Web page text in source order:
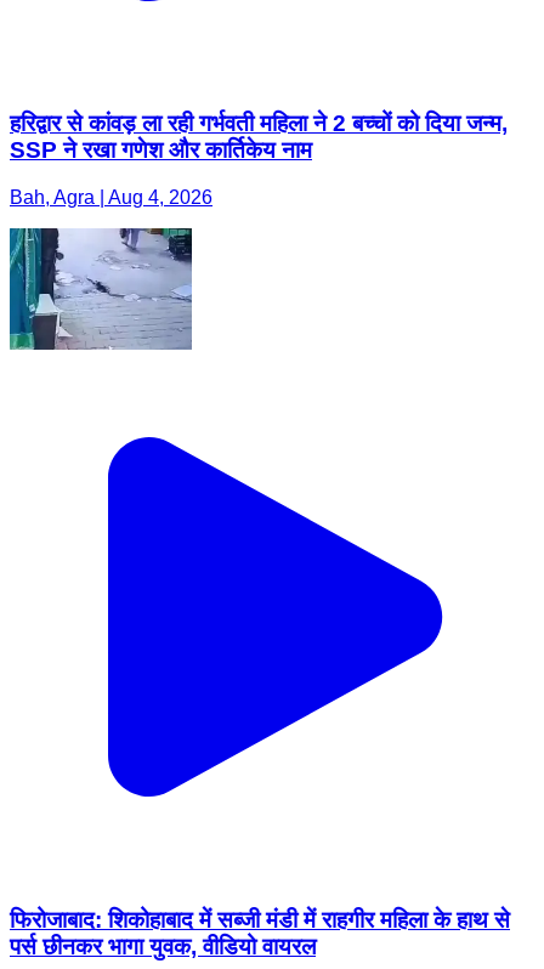
हरिद्वार से कांवड़ ला रही गर्भवती महिला ने 2 बच्चों को दिया जन्म,
SSP ने रखा गणेश और कार्तिकेय नाम
Bah, Agra | Aug 4, 2026
फिरोजाबाद: शिकोहाबाद में सब्जी मंडी में राहगीर महिला के हाथ से
पर्स छीनकर भागा युवक, वीडियो वायरल